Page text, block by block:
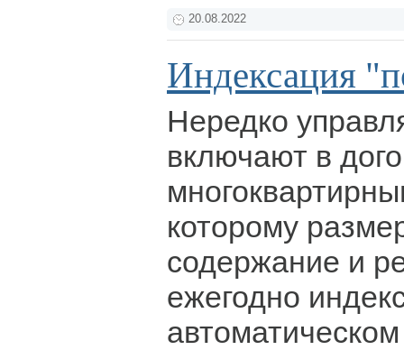
20.08.2022
Индексация
Нередко
включают в
которому
содержание и
ежегодно